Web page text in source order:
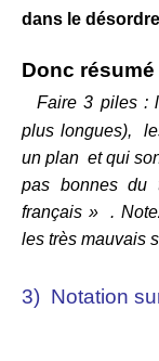
dans le
Donc
Faire 3 piles :
plus longues),
un plan et qui
pas bonnes du
français » .
les très mauvais
3) Notation